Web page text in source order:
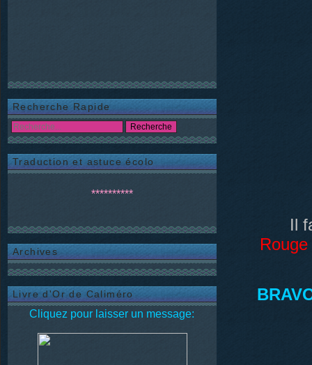
Recherche Rapide
Traduction et astuce écolo
**********
Archives
Livre d'Or de Caliméro
Cliquez pour laisser un message:
Il
Rouge